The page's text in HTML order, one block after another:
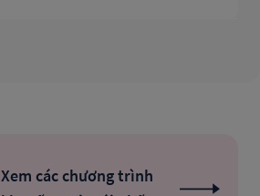
Xem các chương trình